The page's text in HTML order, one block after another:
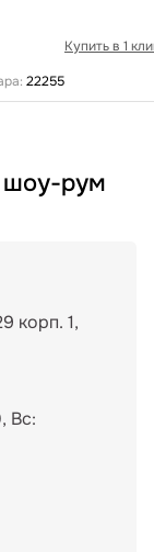
Купить в 1
22255
шоу-рум
корп. 1,
Вс: